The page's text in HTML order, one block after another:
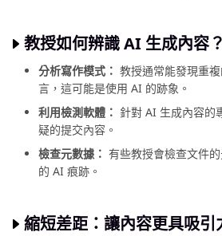
教授如何辨識 AI 生成內容？
分析寫作模式： 教授通常能發現重
言，這可能是使用 AI 的跡象。
利用檢測軟體： 針對 AI 生成內容的
疑的提交內容。
檢查元數據： 有些教授會檢查文件
的 AI 痕跡。
縮短差距：讓內容更具吸引